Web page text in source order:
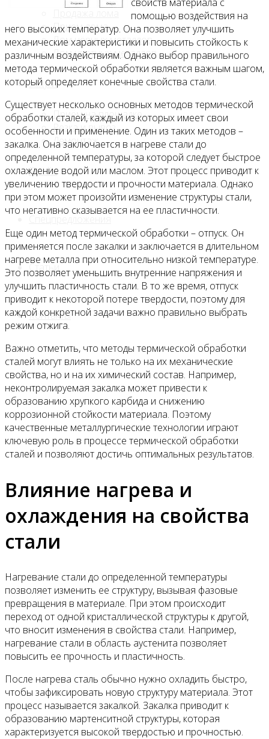
Прием лома
Лом чёрных металлов
Лом цветных металлов
Услуги
Приём на площадке
Резка и вывоз
Демонтаж
Прайс
Статьи
Контакты
свойств материала с
помощью воздействия на
него высоких температур. Она позволяет улучшить
механические характеристики и повысить стойкость к
различным воздействиям. Однако выбор правильного
метода термической обработки является важным шагом,
который определяет конечные свойства стали.
Существует несколько основных методов термической
обработки сталей, каждый из которых имеет свои
особенности и применение. Один из таких методов –
закалка. Она заключается в нагреве стали до
определенной температуры, за которой следует быстрое
охлаждение водой или маслом. Этот процесс приводит к
увеличению твердости и прочности материала. Однако
при этом может произойти изменение структуры стали,
что негативно сказывается на ее пластичности.
Еще один метод термической обработки – отпуск. Он
применяется после закалки и заключается в длительном
нагреве металла при относительно низкой температуре.
Это позволяет уменьшить внутренние напряжения и
улучшить пластичность стали. В то же время, отпуск
приводит к некоторой потере твердости, поэтому для
каждой конкретной задачи важно правильно выбрать
режим отжига.
Важно отметить, что методы термической обработки
сталей могут влиять не только на их механические
свойства, но и на их химический состав. Например,
неконтролируемая закалка может привести к
образованию хрупкого карбида и снижению
коррозионной стойкости материала. Поэтому
качественные металлургические технологии играют
ключевую роль в процессе термической обработки
сталей и позволяют достичь оптимальных результатов.
Влияние нагрева и
охлаждения на свойства
стали
Нагревание стали до определенной температуры
позволяет изменить ее структуру, вызывая фазовые
превращения в материале. При этом происходит
переход от одной кристаллической структуры к другой,
что вносит изменения в свойства стали. Например,
нагревание стали в область аустенита позволяет
повысить ее прочность и пластичность.
После нагрева сталь обычно нужно охладить быстро,
чтобы зафиксировать новую структуру материала. Этот
процесс называется закалкой. Закалка приводит к
образованию мартенситной структуры, которая
характеризуется высокой твердостью и прочностью.